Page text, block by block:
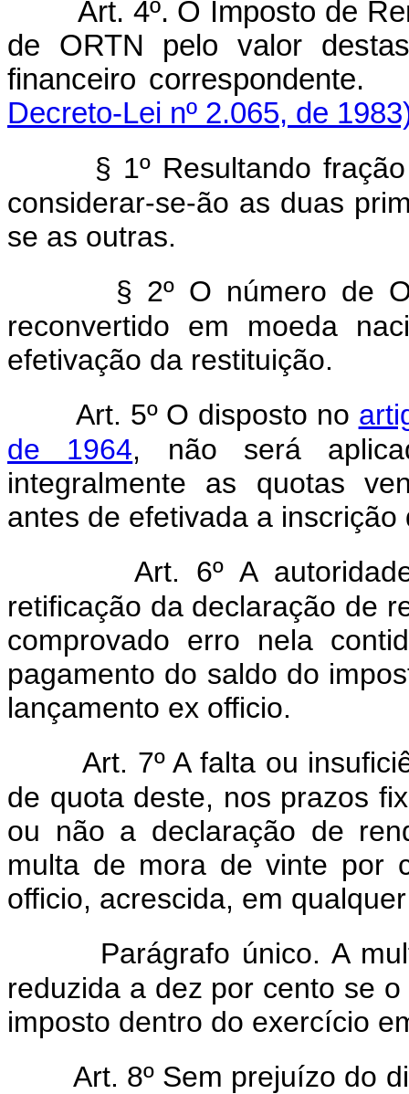
Art. 4º. O Imposto de
de ORTN pelo valor
financeiro
Decreto-Lei nº 2.065, de
§ 1º Resultando
considerar-se-ão as duas
se as outras.
§ 2º O número de
reconvertido em moeda
efetivação da restituição.
Art. 5º O disposto no
de 1964, não será
integralmente as quotas
antes de efetivada a
Art. 6º A
retificação da declaração de
comprovado erro nela
pagamento do saldo do
lançamento ex officio.
Art. 7º A falta ou
de quota deste, nos prazos
ou não a declaração de
multa de mora de vinte por
officio, acrescida, em
Parágrafo único. A
reduzida a dez por cento se
imposto dentro do exercício
Art. 8º Sem prejuízo do